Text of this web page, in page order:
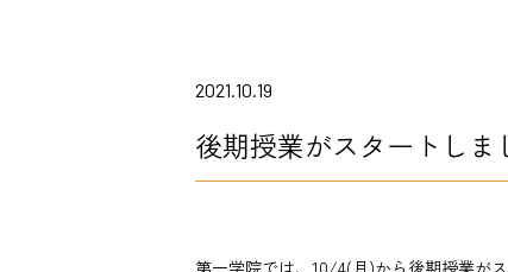
2021.10.19
後期授業がスタートしま
第一学院では、10/4(月)から後期授業が